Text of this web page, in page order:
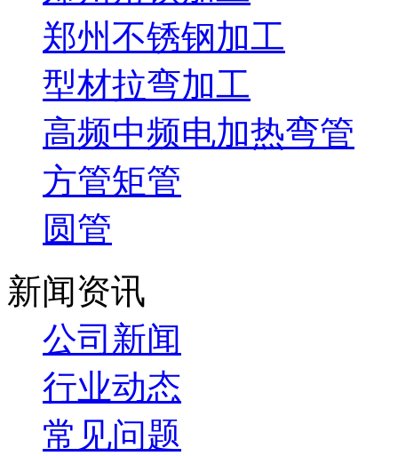
郑州不锈钢加工
型材拉弯加工
高频中频电加热弯管
方管矩管
圆管
新闻资讯
公司新闻
行业动态
常见问题